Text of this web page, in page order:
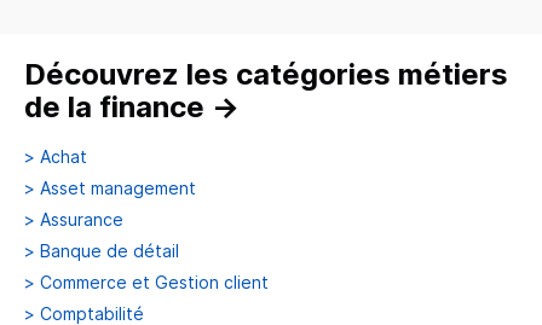
Découvrez les catégories métiers
de la finance →
> Achat
> Asset management
> Assurance
> Banque de détail
> Commerce et Gestion client
> Comptabilité